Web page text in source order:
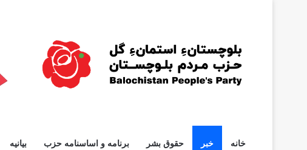
خانه خبر حقوق بشر برنامه و اساسنامه حزب بیانیه